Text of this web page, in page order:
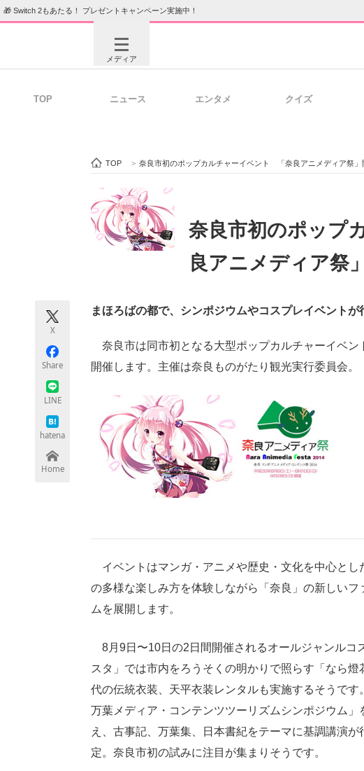
🎁 Switch 2もあたる！ プレゼントキャンペーン実施中！
メディア
ビジネスと働き方のヒント
ITエンジニア向け専門サイト 企業向けIT製品の総合サイ
TOP ニュース エンタメ クイズ
TOP > 奈良市初のポップカルチャーイベント 「奈良アニメディア祭」
奈良市初のポップ
良アニメディア祭
X
Share
LINE
hatena
Home
まほろばの都で、シンポジウムやコスプレイベントが
奈良市は同市初となる大型ポップカルチャーイベン
開催します。主催は奈良ものがたり観光実行委員会。
イベントはマンガ・アニメや歴史・文化を中心とし
の多様な楽しみ方を体験しながら「奈良」の新しい
ムを展開します。
8月9日〜10日の2日間開催されるオールジャンルコ
スタ」では市内をろうそくの明かりで照らす「なら
代の伝統衣装、天平衣装レンタルも実施するそうで
万葉メディア・コンテンツツーリズムシンポジウム
え、古事記、万葉集、日本書紀をテーマに基調講演
定。奈良市初の試みに注目が集まりそうです。